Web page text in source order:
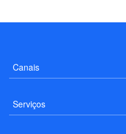
Canais
Serviços